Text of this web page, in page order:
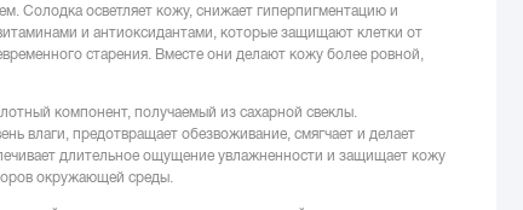
Солодка осветляет кожу, снижает гиперпигментацию и
и антиоксидантами, которые защищают клетки от
старения. Вместе они делают кожу более ровной,
компонент, получаемый из сахарной свеклы.
влаги, предотвращает обезвоживание, смягчает и делает
длительное ощущение увлажненности и защищает кожу
окружающей среды.